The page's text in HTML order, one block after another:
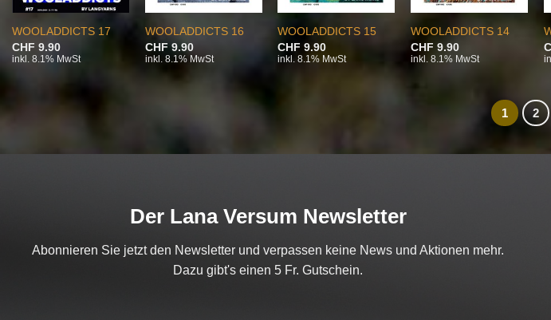
WOOLADDICTS 17
CHF 9.90
inkl. 8.1% MwSt
WOOLADDICTS 16
CHF9.90
inkl. 8.1% MwSt
WOOLADDICTS 15
CHF 9.90
inkl. 8.1% MwSt
WOOLADDICTS 14
CHF 9.90
inkl. 8.1% MwSt
1 2
Der Lana Versum Newsletter
Abonnieren Sie jetzt den Newsletter und verpassen keine News und Aktionen mehr.
Dazu gibt's einen 5 Fr. Gutschein.